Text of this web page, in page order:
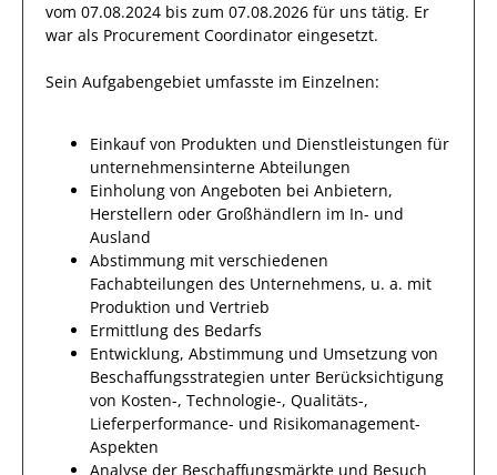
vom 07.08.2024 bis zum 07.08.2026 für uns tätig. Er
war als Procurement Coordinator eingesetzt.
Sein Aufgabengebiet umfasste im Einzelnen:
Einkauf von Produkten und Dienstleistungen für
unternehmensinterne Abteilungen
Einholung von Angeboten bei Anbietern,
Herstellern oder Großhändlern im In- und
Ausland
Abstimmung mit verschiedenen
Fachabteilungen des Unternehmens, u. a. mit
Produktion und Vertrieb
Ermittlung des Bedarfs
Entwicklung, Abstimmung und Umsetzung von
Beschaffungsstrategien unter Berücksichtigung
von Kosten-, Technologie-, Qualitäts-,
Lieferperformance- und Risikomanagement-
Aspekten
Analyse der Beschaffungsmärkte und Besuch